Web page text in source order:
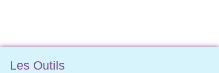
Les Outils